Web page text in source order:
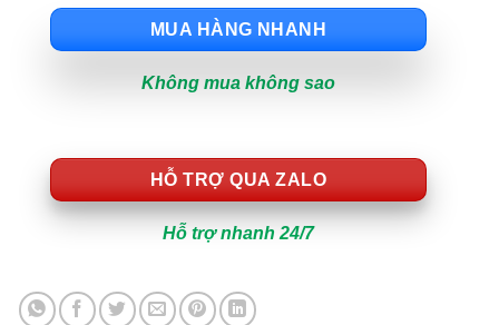
MUA HÀNG NHANH
Không mua không sao
HỖ TRỢ QUA ZALO
Hỗ trợ nhanh 24/7